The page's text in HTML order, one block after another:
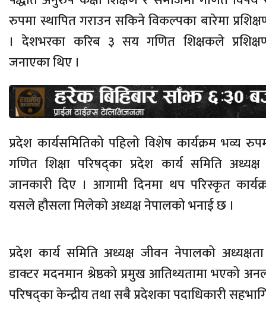
रुपमा स्थापित गराउन सकिने विकल्पका बारेमा
। देशभरका करिब ३ सय गणित शिक्षकले
जनाएका थिए ।
प्रदेश कार्यसमितिको पहिलो विशेष कार्यक्रम भव्य
गणित शिक्षा परिषद्का प्रदेश कार्य समिति
जानकारी दिए । आगामी दिनमा थप परिस्कृत
यसले हौसला मिलेको अध्यक्ष नेपालको भनाई छ ।
प्रदेश कार्य समिति अध्यक्ष जीवन नेपालको
डाक्टर मदनमान श्रेष्ठको प्रमुख आतिथ्यतामा भएको
परिषद्का केन्द्रीय तथा सबै प्रदेशका पदाधिकारी